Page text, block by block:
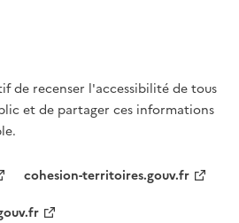
de recenser l'accessibilité de tous
et de partager ces informations
cohesion-territoires.gouv.fr